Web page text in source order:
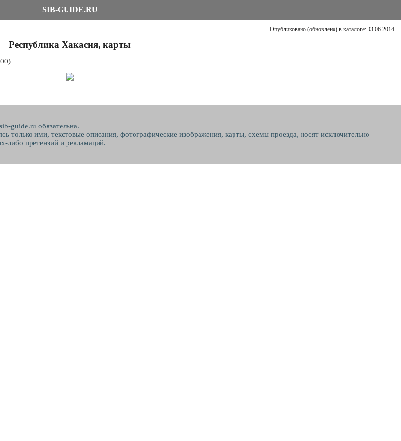
SIB-GUIDE.RU
Опубликовано (обновлено) в каталоге: 03.06.2014
Республика Хакасия, карты
sib-guide.ru обязательна.
только ими, текстовые описания, фотографические изображения, карты, схемы проезда, носят исключительно
либо претензий и рекламаций.